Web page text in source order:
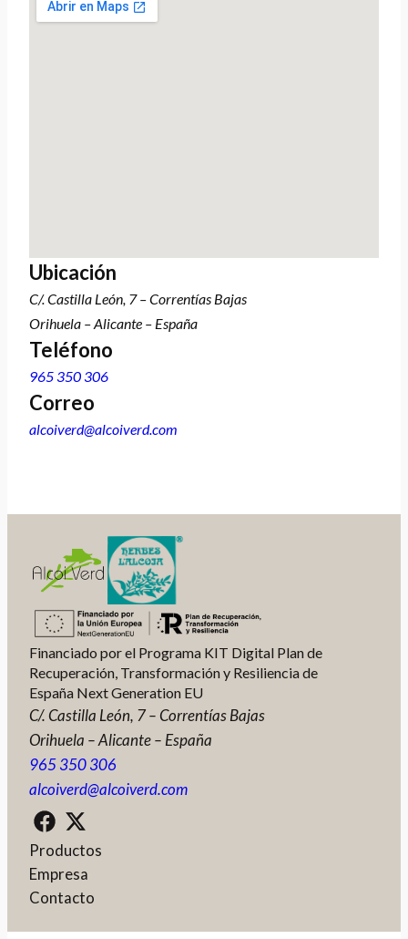
Ubicación
C/. Castilla León, 7 – Correntías Bajas
Orihuela – Alicante – España
Teléfono
965 350 306
Correo
alcoiverd@alcoiverd.com
Financiado por el Programa KIT Digital Plan de
Recuperación, Transformación y Resiliencia de
España Next Generation EU
C/. Castilla León, 7 – Correntías Bajas
Orihuela – Alicante – España
965 350 306
alcoiverd@alcoiverd.com
Productos
Empresa
Contacto